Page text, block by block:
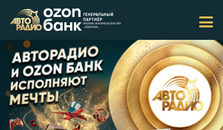
ГЕНЕРАЛЬНЫЙ
ПАРТНЁР
РЕКЛАМА. РЕКЛАМОДАТЕЛЬ: ООО
«ОЗОН БАНК»